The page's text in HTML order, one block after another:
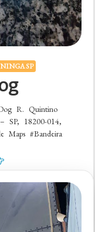
SP
R. Quintino
SP, 18200-014,
Maps #Bandeira